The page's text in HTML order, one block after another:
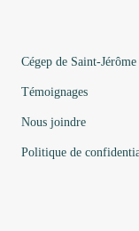
Cégep de Saint-Jérôme
Témoignages
Nous joindre
Politique de